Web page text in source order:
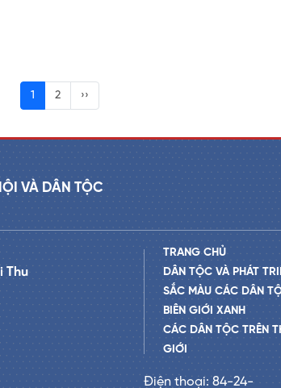
1 2 ››
VÀ DÂN TỘC
Thu
TRANG CHỦ
DÂN TỘC VÀ PHÁT
SẮC MÀU CÁC DÂN
BIÊN GIỚI XANH
CÁC DÂN TỘC TRÊN
GIỚI
Điện thoại: 84-24-